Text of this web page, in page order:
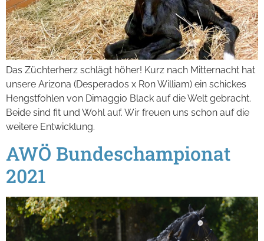
Das Züchterherz schlägt höher! Kurz nach Mitternacht hat
unsere Arizona (Desperados x Ron William) ein schickes
Hengstfohlen von Dimaggio Black auf die Welt gebracht.
Beide sind fit und Wohl auf. Wir freuen uns schon auf die
weitere Entwicklung.
AWÖ Bundeschampionat
2021